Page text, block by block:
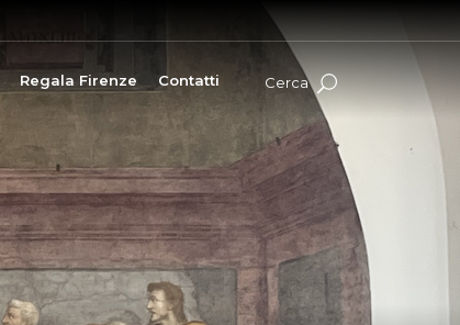
Regala Firenze Contatti Cerca